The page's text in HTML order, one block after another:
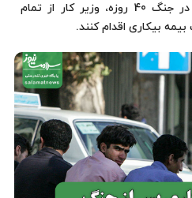
به دنبال بیکاری هزاران کارگر در جنگ 40 روزه، وزیر کار از تمام
بیکاری اقدام کنند.